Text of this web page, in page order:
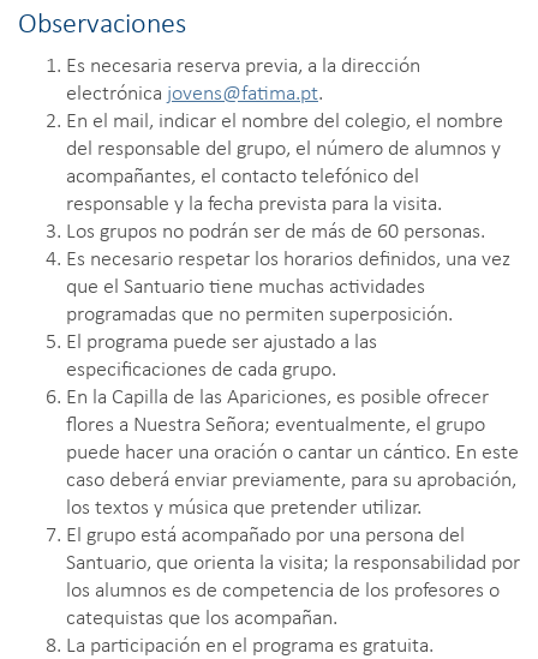
Observaciones
Es necesaria reserva previa, a la dirección
electrónica jovens@fatima.pt.
En el mail, indicar el nombre del colegio, el nombre
del responsable del grupo, el número de alumnos y
acompañantes, el contacto telefónico del
responsable y la fecha prevista para la visita.
Los grupos no podrán ser de más de 60 personas.
Es necesario respetar los horarios definidos, una vez
que el Santuario tiene muchas actividades
programadas que no permiten superposición.
El programa puede ser ajustado a las
especificaciones de cada grupo.
En la Capilla de las Apariciones, es posible ofrecer
flores a Nuestra Señora; eventualmente, el grupo
puede hacer una oración o cantar un cántico. En este
caso deberá enviar previamente, para su aprobación,
los textos y música que pretender utilizar.
El grupo está acompañado por una persona del
Santuario, que orienta la visita; la responsabilidad por
los alumnos es de competencia de los profesores o
catequistas que los acompañan.
La participación en el programa es gratuita.